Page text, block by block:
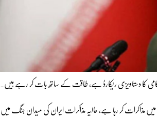
کا دستاویزی ریکارڈ ہے، طاقت کے ساتھ بات کر رہے ہیں۔
میں مذاکرات کر رہا ہے، حالیہ مذاکرات ایران کی میدان جنگ میں